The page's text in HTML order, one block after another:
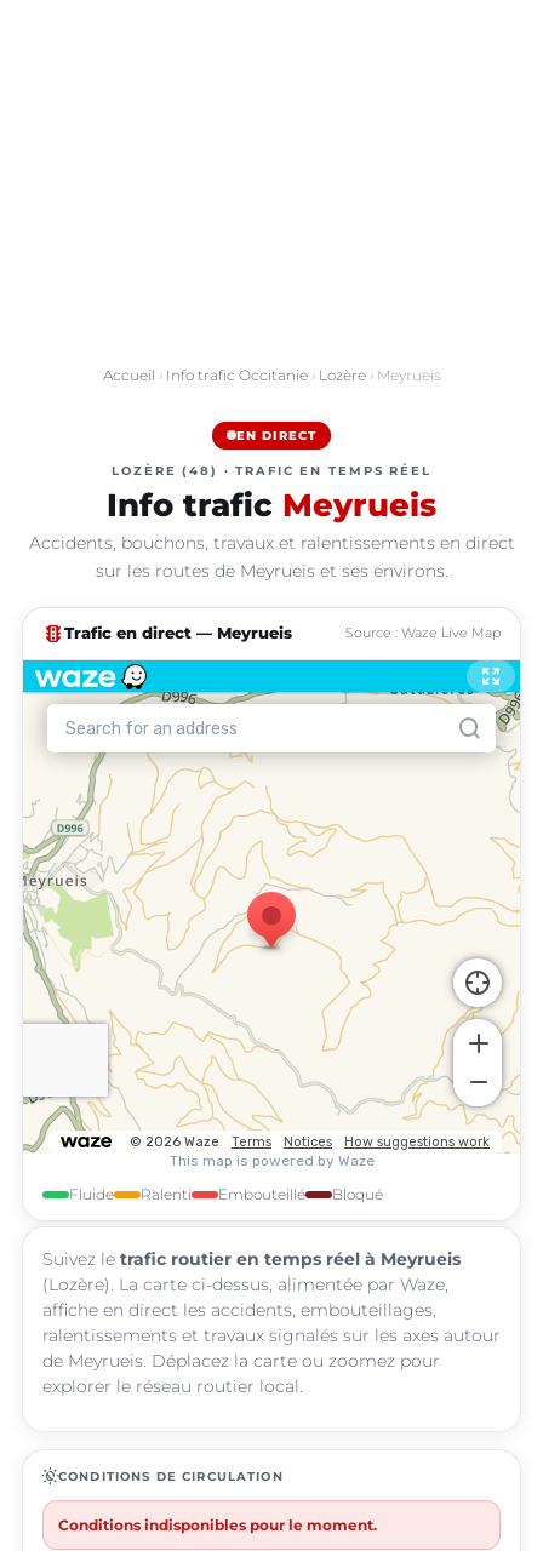
Accueil › Info trafic Occitanie› Lozère› Meyrueis
EN DIRECT
LOZÈRE (48) · TRAFIC EN TEMPS RÉEL
Info trafic Meyrueis
Accidents, bouchons, travaux et ralentissements en direct
sur les routes de Meyrueis et ses environs.
traffic Trafic en direct — Meyrueis Source : Waze Live Map
Fluide Ralenti Embouteillé Bloqué
Suivez le trafic routier en temps réel à Meyrueis
(Lozère). La carte ci-dessus, alimentée par Waze,
affiche en direct les accidents, embouteillages,
ralentissements et travaux signalés sur les axes autour
de Meyrueis. Déplacez la carte ou zoomez pour
explorer le réseau routier local.
routineCONDITIONS DE CIRCULATION
Conditions indisponibles pour le moment.